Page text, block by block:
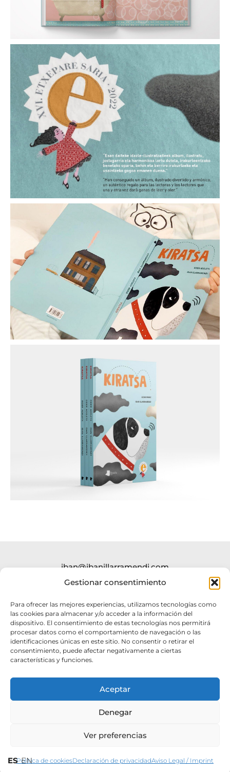
Gestionar consentimiento
Para ofrecer las mejores experiencias, utilizamos tecnologías como
las cookies para almacenar y/o acceder a la información del
dispositivo. El consentimiento de estas tecnologías nos permitirá
procesar datos como el comportamiento de navegación o las
identificaciones únicas en este sitio. No consentir o retirar el
consentimiento, puede afectar negativamente a ciertas
características y funciones.
Aceptar
Denegar
Ver preferencias
Política de cookiesDeclaración de privacidadAviso Legal / Imprint
iban@ibanillarramendi.com
SHOP
@iban.illarramendi
AccesibilidadPolítica de cookies
ES EN